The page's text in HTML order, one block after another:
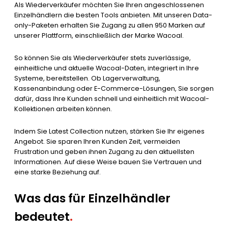
Als Wiederverkäufer möchten Sie Ihren angeschlossenen
Einzelhändlern die besten Tools anbieten. Mit unseren Data-
only-Paketen erhalten Sie Zugang zu allen 950 Marken auf
unserer Plattform, einschließlich der Marke Wacoal.
So können Sie als Wiederverkäufer stets zuverlässige,
einheitliche und aktuelle Wacoal-Daten, integriert in Ihre
Systeme, bereitstellen. Ob Lagerverwaltung,
Kassenanbindung oder E-Commerce-Lösungen, Sie sorgen
dafür, dass Ihre Kunden schnell und einheitlich mit Wacoal-
Kollektionen arbeiten können.
Indem Sie Latest Collection nutzen, stärken Sie Ihr eigenes
Angebot. Sie sparen Ihren Kunden Zeit, vermeiden
Frustration und geben ihnen Zugang zu den aktuellsten
Informationen. Auf diese Weise bauen Sie Vertrauen und
eine starke Beziehung auf.
Was das für Einzelhändler
bedeutet.